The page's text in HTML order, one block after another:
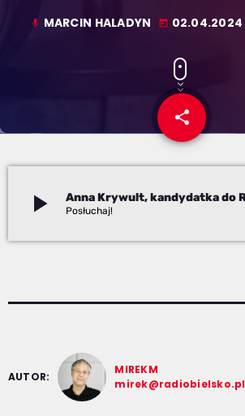
mic MARCIN HALADYN today 02.04.2024
share
email
play_arrow
AUTOR:
MIREKM
mirek@radiobielsko.pl